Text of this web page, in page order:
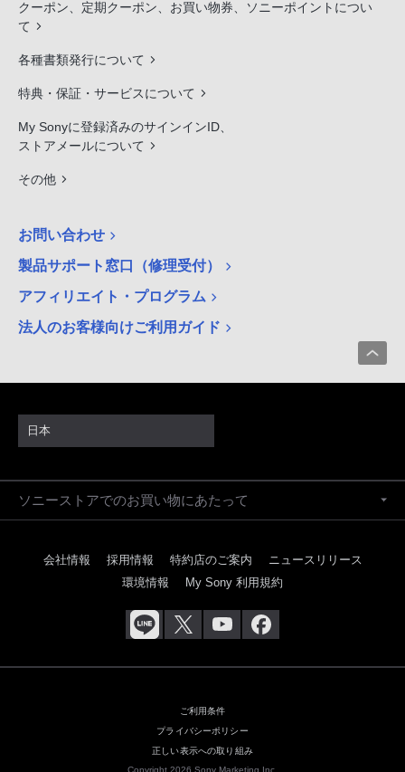
クーポン、定期クーポン、お買い物券、ソニーポイントについ
て
各種書類発行について
特典・保証・サービスについて
My Sonyに登録済みのサインインID、
ストアメールについて
その他
お問い合わせ
製品サポート窓口（修理受付）
アフィリエイト・プログラム
法人のお客様向けご利用ガイド
日本
ソニーストアでのお買い物にあたって
会社情報 採用情報 特約店のご案内
ニュースリリース
環境情報
My Sony 利用規約
ご利用条件
プライバシーポリシー
正しい表示への取り組み
Copyright 2026 Sony Marketing Inc.